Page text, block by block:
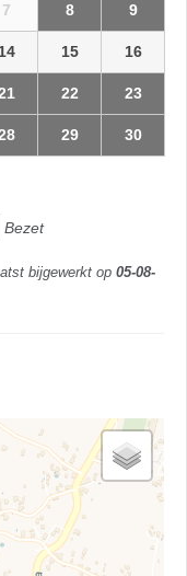
7 8 9
14 15 16
22 23
29 30
Bezet
bijgewerkt op 05-08-